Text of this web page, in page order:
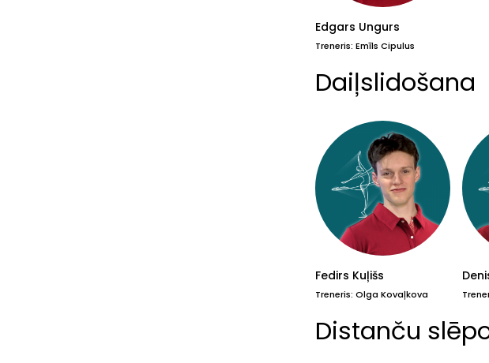
Edgars Ungurs
Treneris: Emīls Cipulus
Daiļslidošana
Fedirs Kuļišs
Treneris: Olga Kovaļkova
Distanču